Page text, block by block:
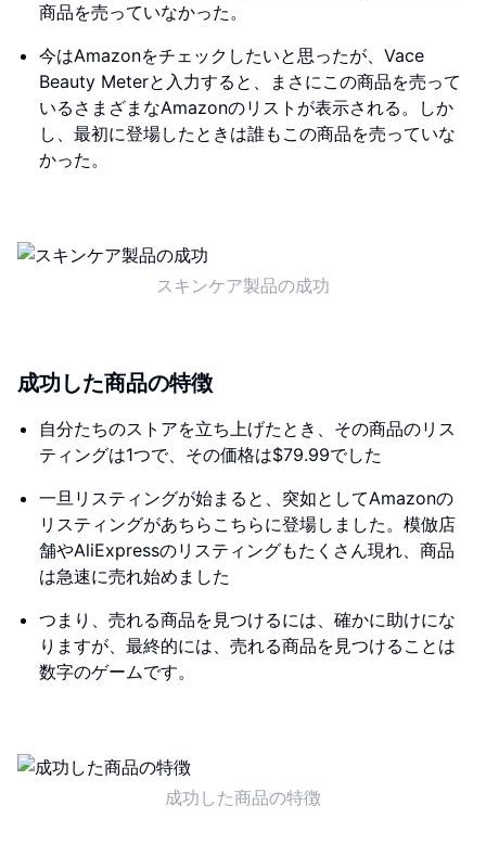
商品を売っていなかった。
今はAmazonをチェックしたいと思ったが、Vace
Beauty Meterと入力すると、まさにこの商品を売って
いるさまざまなAmazonのリストが表示される。しか
し、最初に登場したときは誰もこの商品を売っていな
かった。
スキンケア製品の成功
成功した商品の特徴
自分たちのストアを立ち上げたとき、その商品のリス
ティングは1つで、その価格は$79.99でした
一旦リスティングが始まると、突如としてAmazonの
リスティングがあちらこちらに登場しました。模倣店
舗やAliExpressのリスティングもたくさん現れ、商品
は急速に売れ始めました
つまり、売れる商品を見つけるには、確かに助けにな
りますが、最終的には、売れる商品を見つけることは
数字のゲームです。
成功した商品の特徴